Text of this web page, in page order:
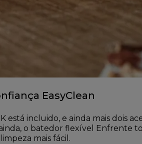
EasyClean
está incluido, e ainda mais dois
o batedor flexível Enfrente
mais fácil.